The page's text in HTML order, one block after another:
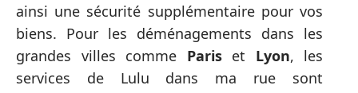
ainsi une sécurité supplémentaire pour vos
biens. Pour les déménagements dans les
grandes villes comme Pariset Lyon, les
services de Lulu dans ma rue sont